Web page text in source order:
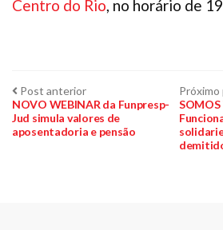
Centro do Rio, no horário de
Navegação
de
Post anteriorPost
anterior:
NOVO WEBINAR da Funpresp-
Jud simula valores de
aposentadoria e pensão
SOMOS